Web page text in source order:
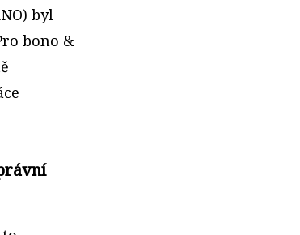
byl
bono &